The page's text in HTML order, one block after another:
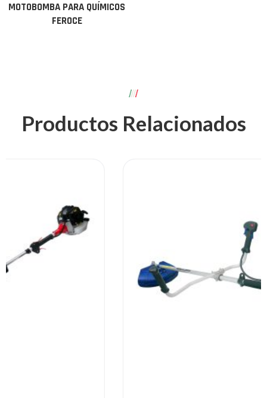
MOTOBOMBA PARA QUÍMICOS
FEROCE
Productos Relacionados